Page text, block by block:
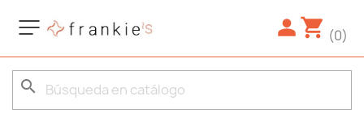
(0)
search